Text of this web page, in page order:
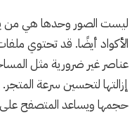
ليست الصور وحدها هي من
عناصر غير ضرورية مثل
إزالتها لتحسين سرعة
حجمها ويساعد المتصفح